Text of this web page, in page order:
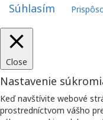
Súhlasím
Close
Nastavenie
Keď navštívite webové
prostredníctvom vášho